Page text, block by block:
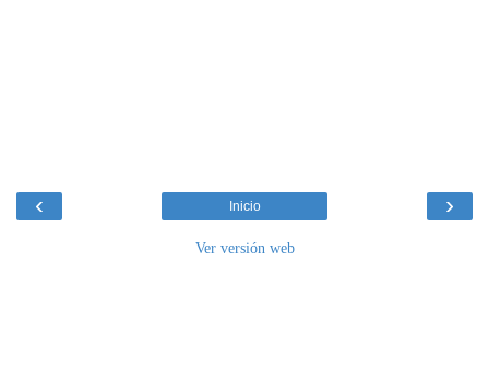
‹ ›
Inicio
Ver versión web